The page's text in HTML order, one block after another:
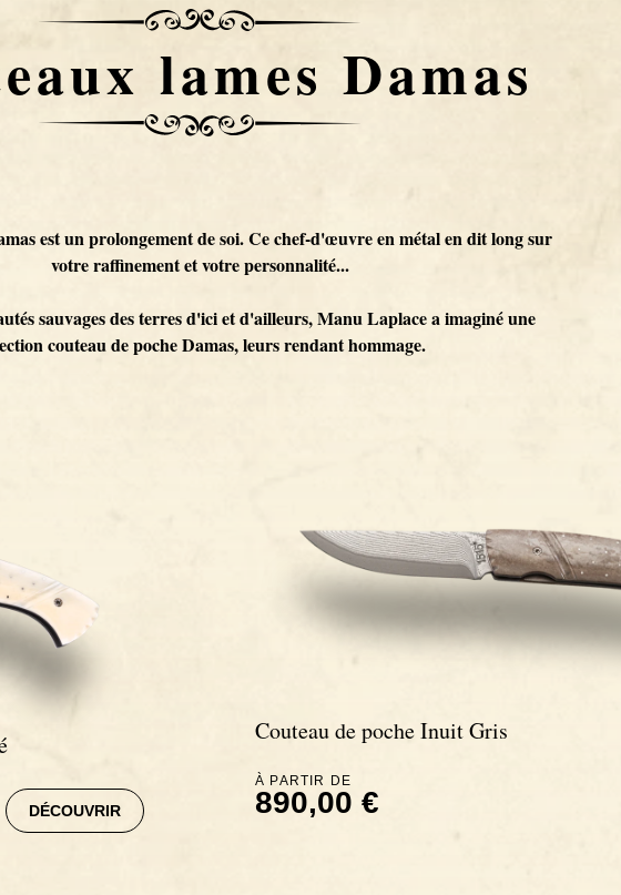
lames Damas
est un prolongement de soi. Ce chef-d'œuvre en métal en dit long sur
votre raffinement et votre personnalité...
sauvages des terres d'ici et d'ailleurs, Manu Laplace a imaginé une
couteau de poche Damas, leurs rendant hommage.
DÉCOUVRIR
Couteau de poche Inuit Gris
À PARTIR DE
890,00 €